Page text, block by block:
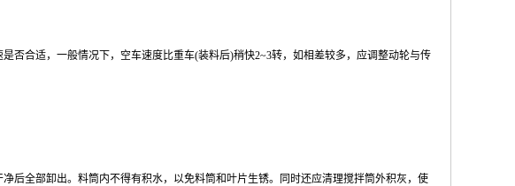
否合适，一般情况下，空车速度比重车(装料后)稍快2~3转，如相差较多，应调整动轮与传
后全部卸出。料筒内不得有积水，以免料筒和叶片生锈。同时还应清理搅拌筒外积灰，使